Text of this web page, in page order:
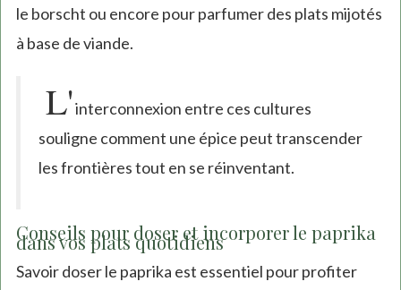
le borscht ou encore pour parfumer des plats mijotés
à base de viande.
L'interconnexion entre ces cultures
souligne comment une épice peut transcender
les frontières tout en se réinventant.
Conseils pour doser et incorporer le paprika
dans vos plats quotidiens
Savoir doser le paprika est essentiel pour profiter